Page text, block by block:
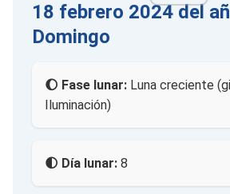
18 febrero 2024 del
Domingo
🌔 Fase lunar: Luna creciente
Iluminación)
🌓 Día lunar: 8